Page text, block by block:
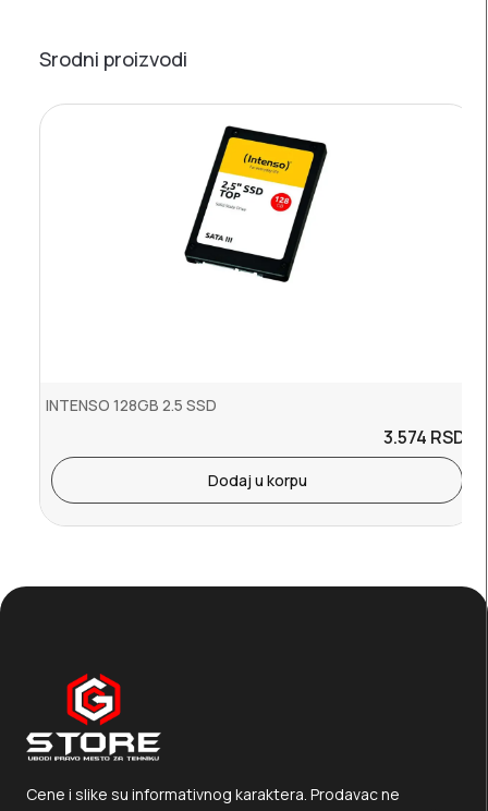
Srodni proizvodi
INTENSO 128GB 2.5 SSD
3.574 RSD.
Dodaj u korpu
Cene i slike su informativnog karaktera. Prodavac ne